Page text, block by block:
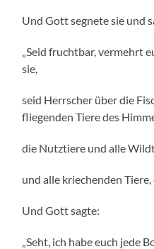
Und Gott segnete sie und
„Seid fruchtbar, vermehrt
sie,
seid Herrscher über die
fliegenden Tiere des
die Nutztiere und alle
und alle kriechenden Tiere,
Und Gott sagte:
„Seht, ich habe euch jede